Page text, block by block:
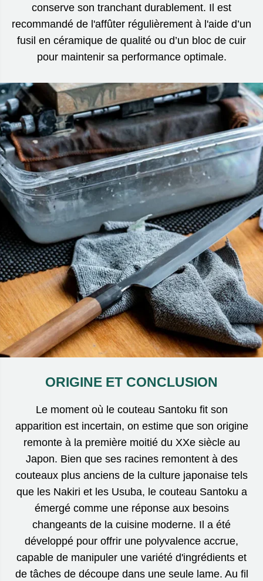
conserve son tranchant durablement. Il est
recommandé de l'affûter régulièrement à l'aide d’un
fusil en céramique de qualité ou d’un bloc de cuir
pour maintenir sa performance optimale.
ORIGINE ET CONCLUSION
Le moment où le couteau Santoku fit son
apparition est incertain, on estime que son origine
remonte à la première moitié du XXe siècle au
Japon. Bien que ses racines remontent à des
couteaux plus anciens de la culture japonaise tels
que les Nakiri et les Usuba, le couteau Santoku a
émergé comme une réponse aux besoins
changeants de la cuisine moderne. Il a été
développé pour offrir une polyvalence accrue,
capable de manipuler une variété d'ingrédients et
de tâches de découpe dans une seule lame. Au fil